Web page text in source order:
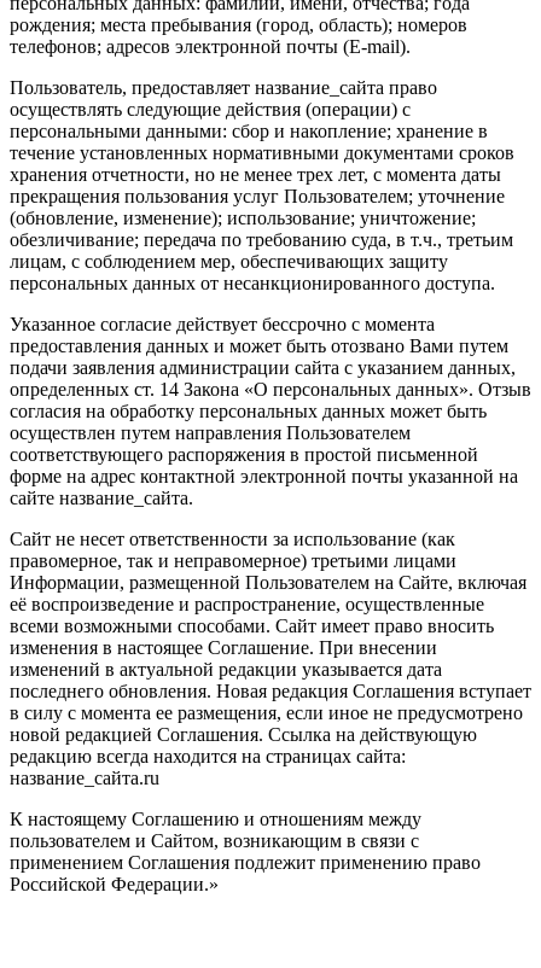
рождения; места пребывания (город, область); номеров
телефонов; адресов электронной почты (E-mail).
Пользователь, предоставляет название_сайта право
осуществлять следующие действия (операции) с
персональными данными: сбор и накопление; хранение в
течение установленных нормативными документами сроков
хранения отчетности, но не менее трех лет, с момента даты
прекращения пользования услуг Пользователем; уточнение
(обновление, изменение); использование; уничтожение;
обезличивание; передача по требованию суда, в т.ч., третьим
лицам, с соблюдением мер, обеспечивающих защиту
персональных данных от несанкционированного доступа.
Указанное согласие действует бессрочно с момента
предоставления данных и может быть отозвано Вами путем
подачи заявления администрации сайта с указанием данных,
определенных ст. 14 Закона «О персональных данных». Отзыв
согласия на обработку персональных данных может быть
осуществлен путем направления Пользователем
соответствующего распоряжения в простой письменной
форме на адрес контактной электронной почты указанной на
сайте название_сайта.
Сайт не несет ответственности за использование (как
правомерное, так и неправомерное) третьими лицами
Информации, размещенной Пользователем на Сайте, включая
её воспроизведение и распространение, осуществленные
всеми возможными способами. Сайт имеет право вносить
изменения в настоящее Соглашение. При внесении
изменений в актуальной редакции указывается дата
последнего обновления. Новая редакция Соглашения вступает
в силу с момента ее размещения, если иное не предусмотрено
новой редакцией Соглашения. Ссылка на действующую
редакцию всегда находится на страницах сайта:
название_сайта.ru
К настоящему Соглашению и отношениям между
пользователем и Сайтом, возникающим в связи с
применением Соглашения подлежит применению право
Российской Федерации.»